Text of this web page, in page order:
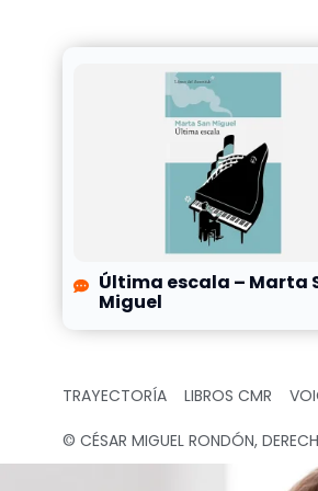
Última escala – Marta
Miguel
TRAYECTORÍA LIBROS CMR
© CÉSAR MIGUEL RONDÓN,